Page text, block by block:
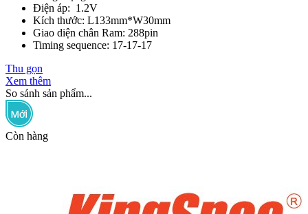
Điện áp: 1.2V
Kích thước: L133mm*W30mm
Giao diện chân Ram: 288pin
Timing sequence: 17-17-17
Thu gọn
Xem thêm
So sánh sản phẩm...
Còn hàng